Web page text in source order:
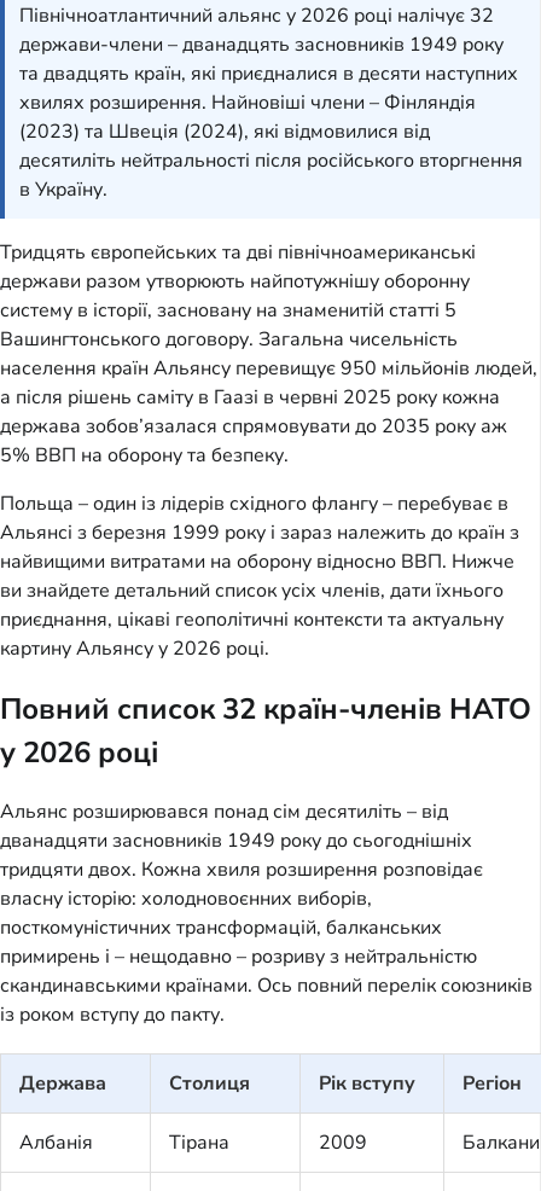
Північноатлантичний альянс у 2026 році налічує 32
держави-члени – дванадцять засновників 1949 року
та двадцять країн, які приєдналися в десяти наступних
хвилях розширення. Найновіші члени – Фінляндія
(2023) та Швеція (2024), які відмовилися від
десятиліть нейтральності після російського вторгнення
в Україну.
Тридцять європейських та дві північноамериканські
держави разом утворюють найпотужнішу оборонну
систему в історії, засновану на знаменитій статті 5
Вашингтонського договору. Загальна чисельність
населення країн Альянсу перевищує 950 мільйонів людей,
а після рішень саміту в Гаазі в червні 2025 року кожна
держава зобов’язалася спрямовувати до 2035 року аж
5% ВВП на оборону та безпеку.
Польща – один із лідерів східного флангу – перебуває в
Альянсі з березня 1999 року і зараз належить до країн з
найвищими витратами на оборону відносно ВВП. Нижче
ви знайдете детальний список усіх членів, дати їхнього
приєднання, цікаві геополітичні контексти та актуальну
картину Альянсу у 2026 році.
Повний список 32 країн-членів НАТО
у 2026 році
Альянс розширювався понад сім десятиліть – від
дванадцяти засновників 1949 року до сьогоднішніх
тридцяти двох. Кожна хвиля розширення розповідає
власну історію: холодновоєнних виборів,
посткомуністичних трансформацій, балканських
примирень і – нещодавно – розриву з нейтральністю
скандинавськими країнами. Ось повний перелік союзників
із роком вступу до пакту.
Держава Столиця Рік вступу Регіон
Албанія Тірана 2009 Балкани